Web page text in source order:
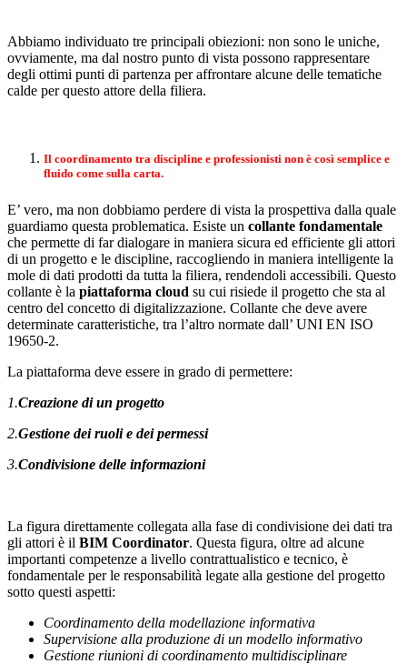
Abbiamo individuato tre principali obiezioni: non sono le uniche,
ovviamente, ma dal nostro punto di vista possono rappresentare
degli ottimi punti di partenza per affrontare alcune delle tematiche
calde per questo attore della filiera.
Il coordinamento tra discipline e professionisti non è così semplice e
fluido come sulla carta.
E’ vero, ma non dobbiamo perdere di vista la prospettiva dalla quale
guardiamo questa problematica. Esiste un collante fondamentale
che permette di far dialogare in maniera sicura ed efficiente gli attori
di un progetto e le discipline, raccogliendo in maniera intelligente la
mole di dati prodotti da tutta la filiera, rendendoli accessibili. Questo
collante è la piattaforma cloud su cui risiede il progetto che sta al
centro del concetto di digitalizzazione. Collante che deve avere
determinate caratteristiche, tra l’altro normate dall’ UNI EN ISO
19650-2.
La piattaforma deve essere in grado di permettere:
1.Creazione di un progetto
2.Gestione dei ruoli e dei permessi
3.Condivisione delle informazioni
La figura direttamente collegata alla fase di condivisione dei dati tra
gli attori è il BIM Coordinator. Questa figura, oltre ad alcune
importanti competenze a livello contrattualistico e tecnico, è
fondamentale per le responsabilità legate alla gestione del progetto
sotto questi aspetti:
Coordinamento della modellazione informativa
Supervisione alla produzione di un modello informativo
Gestione riunioni di coordinamento multidisciplinare